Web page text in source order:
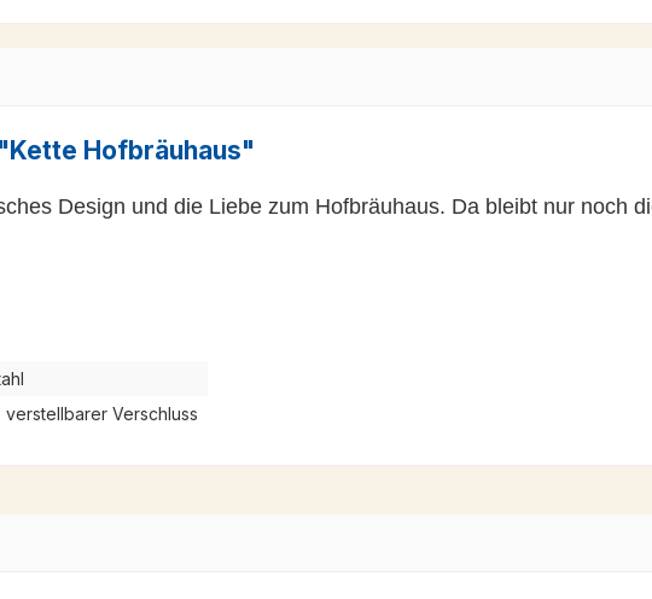
Hofbräuhaus"
Design und die Liebe zum Hofbräuhaus. Da bleibt nur noch
Verschluss